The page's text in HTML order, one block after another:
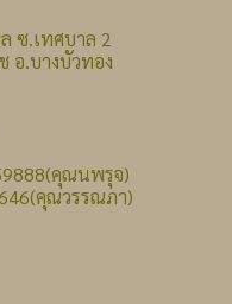
ซ.เทศบาล 2
.บางบัวทอง
คุณนพรุจ)
คุณวรรณภา)